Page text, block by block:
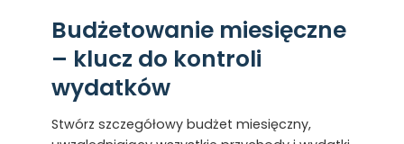
Budżetowanie miesięczne
– klucz do kontroli
wydatków
Stwórz szczegółowy budżet miesięczny,